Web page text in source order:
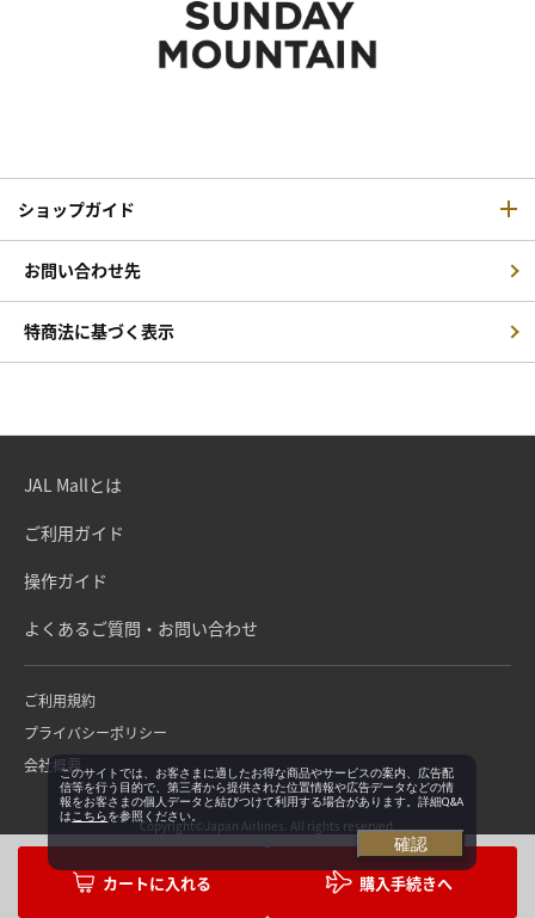
購入手続きへ
ショップガイド
お問い合わせ先
特商法に基づく表示
JAL Mallとは
ご利用ガイド
操作ガイド
よくあるご質問・お問い合わせ
ご利用規約
プライバシーポリシー
会社概要
Copyright©Japan Airlines. All rights reserved.
このサイトでは、お客さまに適したお得な商品やサービスの案内、広告配
信等を行う目的で、第三者から提供された位置情報や広告データなどの情
報をお客さまの個人データと結びつけて利用する場合があります。詳細Q&A
は こちらを参照ください。
確認